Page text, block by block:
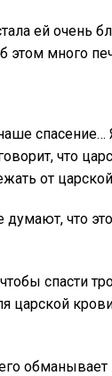
ей очень
этом много
спасение…
что
от
думают, что
спасти
царской
обманывает